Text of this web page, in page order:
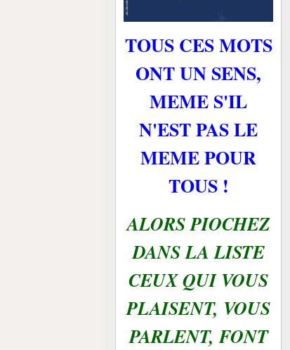
TOUS CES MOTS
ONT UN SENS,
MEME S'IL
N'EST PAS LE
MEME POUR
TOUS !
ALORS PIOCHEZ
DANS LA LISTE
CEUX QUI VOUS
PLAISENT, VOUS
PARLENT, FONT